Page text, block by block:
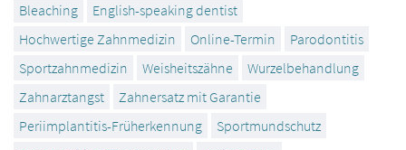
Bleaching
English-speaking dentist
Hochwertige Zahnmedizin
Online-Termin
Parodontitis
Sportzahnmedizin
Weisheitszähne
Wurzelbehandlung
Zahnarztangst
Zahnersatz mit Garantie
Periimplantitis-Früherkennung
Sportmundschutz